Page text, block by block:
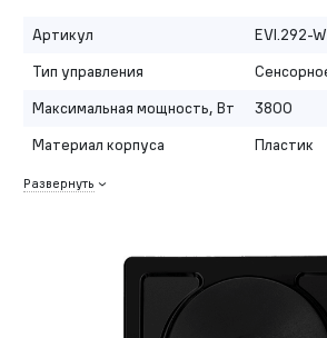
Артикул
EVI.292-
Тип управления
Максимальная мощность, Вт
3800
Материал корпуса
Пластик
Развернуть